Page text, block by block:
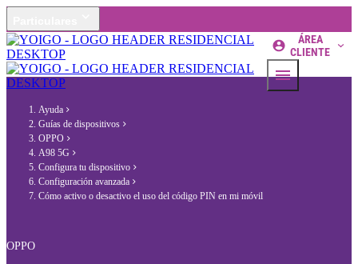
ÁREA
CLIENTE
Ayuda
Guías de dispositivos
OPPO
A98 5G
Configura tu dispositivo
Configuración avanzada
Cómo activo o desactivo el uso del código PIN en mi móvil
OPPO